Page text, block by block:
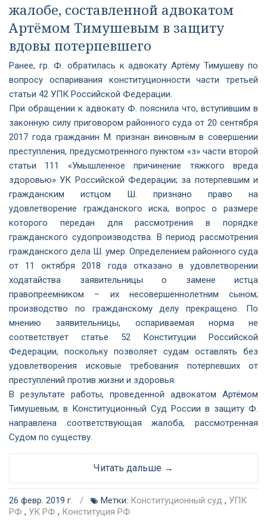
жалобе, составленной адвокатом
Артёмом Тимушевым в защиту
вдовы потерпевшего
Ранее, гр. Ф. обратилась к адвокату Артёму Тимушеву по
вопросу оспаривания конституционности части третьей
статьи 42 УПК Российской Федерации.
При обращении к адвокату Ф. пояснила что, вступившим в
законную силу приговором районного суда от 20 сентября
2017 года гражданин М. признан виновным в совершении
преступления, предусмотренного пунктом «з» части второй
статьи 111 «Умышленное причинение тяжкого вреда
здоровью» УК Российской Федерации; за потерпевшим и
гражданским истцом Ш. признано право на
удовлетворение гражданского иска, вопрос о размере
которого передан для рассмотрения в порядке
гражданского судопроизводства. В период рассмотрения
гражданского дела Ш. умер. Определением районного суда
от 11 октября 2018 года отказано в удовлетворении
ходатайства заявительницы о замене истца
правопреемником – их несовершеннолетним сыном;
производство по гражданскому делу прекращено. По
мнению заявительницы, оспариваемая норма не
соответствует статье 52 Конституции Российской
Федерации, поскольку позволяет судам оставлять без
удовлетворения исковые требования потерпевших от
преступлений против жизни и здоровья.
В результате работы, проведенной адвокатом Артёмом
Тимушевым, в Конституционный Суд России в защиту Ф.
направлена соответствующая жалоба, рассмотренная
Судом по существу.
Читать дальше →
26 февр. 2019 г. / Метки: Конституционный суд , УПК
РФ , УК РФ , Конституция РФ